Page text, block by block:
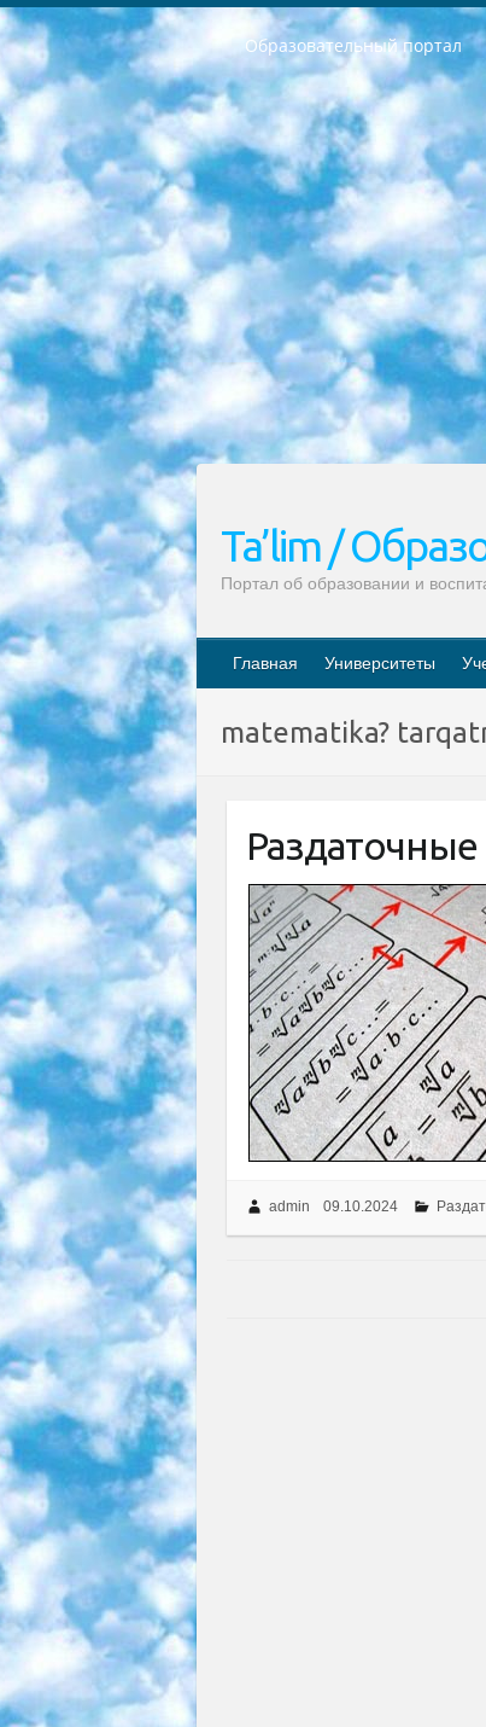
Образовательный портал
РЕСПУБЛИКА УЗБЕКИСТАН МИНИСТРЕРСТВО ДОШКОЛЬНОГО И ШКОЛЬНОГО ОБРАЗОВАНИЯ КОМАНДА в общеобразовательных учреждениях в 2023-2024 учебном году организация и проведение итоговой государственной аттестации обучающихся о Министра дошкольного и школьного образования Республики Узбекистан от 4 марта 2008 года (постановлением Минюста от 20 марта 2008 года № 1778 государственной регистрации) «Итоговое состояние учащихся общего среднего образования на основании положения об утверждении положения об аттестации общего среднего образования выпускной экзамен студентов в образовательных учреждениях в 2023-2024 учебном году В целях организации и прохождения аттестации приказываю: 1. Следующее: перечень предметов, по которым будет проводиться итоговая государственная аттестация и экзамен формы перевода согласно приложению 1; сертификаты международного образца, оценивающие уровень владения иностранными языками перечень согласно приложению 2; 2. Педагогический при специализированных образовательных учреждениях. научно-практический центр квалификации и международной оценки (Д.Давидова) 2024 г. До 25 марта: задания по предметам, по которым будет проводиться итоговая аттестация разработка и утверждение технических условий; итоговая аттестация на основании разработанного предметного задания разработка вопросов по предметам (устно и письменно), экзамен передача; общеобразовательные средние школы и специальные учебные заведения учащиеся выпускных классов школ и интернатов в агентской системе подготовка базы данных экзаменационных материалов и критериев оценки; перевод базы экзаменационных материалов на все языки обучения подать в Республиканский образовательный центр для изготовления; варианты экзаменов на основе разработанных контрольных материалов пусть будут поставлены задачи формирования. 3. Республиканский образовательный центр (Ш.Худайкулов) до 5 апреля 2024 года. до: база данных предоставленных экзаменационных материалов на все языки обучения перевод и экспертиза; для слепых, слабовидящих, глухих,
Ta’lim /
Портал об образовании и
Главная Университеты
matematika?
admin 09.10.2024